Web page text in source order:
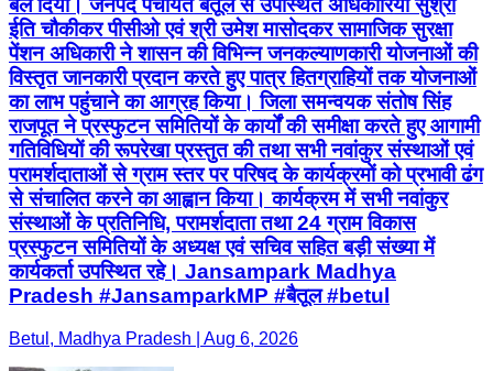
बल दिया। जनपद पंचायत बैतूल से उपस्थित अधिकारियों सुश्री
ईति चौकीकर पीसीओ एवं श्री उमेश मासोदकर सामाजिक सुरक्षा
पेंशन अधिकारी ने शासन की विभिन्न जनकल्याणकारी योजनाओं की
विस्तृत जानकारी प्रदान करते हुए पात्र हितग्राहियों तक योजनाओं
का लाभ पहुंचाने का आग्रह किया। जिला समन्वयक संतोष सिंह
राजपूत ने प्रस्फुटन समितियों के कार्यों की समीक्षा करते हुए आगामी
गतिविधियों की रूपरेखा प्रस्तुत की तथा सभी नवांकुर संस्थाओं एवं
परामर्शदाताओं से ग्राम स्तर पर परिषद के कार्यक्रमों को प्रभावी ढंग
से संचालित करने का आह्वान किया। कार्यक्रम में सभी नवांकुर
संस्थाओं के प्रतिनिधि, परामर्शदाता तथा 24 ग्राम विकास
प्रस्फुटन समितियों के अध्यक्ष एवं सचिव सहित बड़ी संख्या में
कार्यकर्ता उपस्थित रहे। Jansampark Madhya
Pradesh #JansamparkMP #बैतूल #betul
Betul, Madhya Pradesh | Aug 6, 2026